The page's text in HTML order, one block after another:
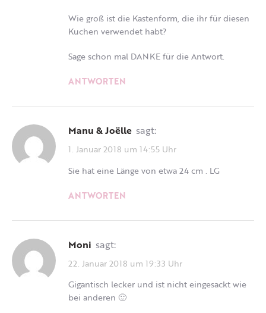
Wie groß ist die Kastenform, die ihr für diesen
Kuchen verwendet habt?
Sage schon mal DANKE für die Antwort.
ANTWORTEN
Manu & Joëlle sagt:
1. Januar 2018 um 14:55 Uhr
Sie hat eine Länge von etwa 24 cm . LG
ANTWORTEN
Moni sagt:
22. Januar 2018 um 19:33 Uhr
Gigantisch lecker und ist nicht eingesackt wie
bei anderen 🙂